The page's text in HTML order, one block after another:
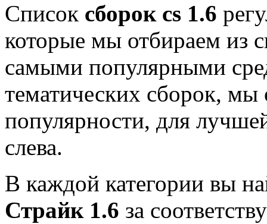
Список сборок cs 1.6
которые мы отбираем из
самыми популярными
тематических сборок, мы
популярности, для
слева.
В каждой категории вы
Страйк 1.6 за